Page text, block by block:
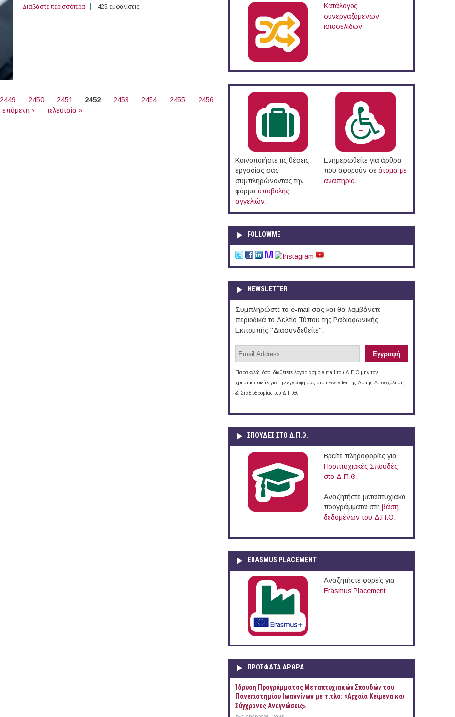
Διαβάστε περισσότερα για 2 Ναυαγοσώστες στη Δημοτική Κοινωφελή Επιχείρηση Δήμου Έδεσσας
425 εμφανίσεις
2449 2450 2451 2452 2453 2454 2455
2456
επόμενη › τελευταία »
Κατάλογος
συνεργαζόμενων
ιστοσελίδων
Κοινοποιήστε τις θέσεις
εργασίας σας
συμπληρώνοντας την
φόρμα υποβολής
αγγελιών.
Ενημερωθείτε για άρθρα
που αφορούν σε άτομα με
αναπηρία.
FOLLOWME
NEWSLETTER
Συμπληρώστε το e-mail σας και θα λαμβάνετε
περιοδικά το Δελτίο Τύπου της Ραδιοφωνικής
Εκπομπής "Διασυνδεθείτε".
Παρακαλώ, όσοι διαθέτετε λογαριασμό e-mail του Δ.Π.Θ μην τον
χρησιμοποιείτε για την εγγραφή σας στο newsletter της Δομής Απασχόλησης
& Σταδιοδρομίας του Δ.Π.Θ.
ΣΠΟΥΔΈΣ ΣΤΟ Δ.Π.Θ.
Βρείτε πληροφορίες για
Προπτυχιακές Σπουδές
στο Δ.Π.Θ.
Αναζητήστε μεταπτυχιακά
προγράμματα στη βάση
δεδομένων του Δ.Π.Θ.
ERASMUS PLACEMENT
Αναζητήστε φορείς για
Erasmus Placement
ΠΡOΣΦΑΤΑ AΡΘΡΑ
Ίδρυση Προγράμματος Μεταπτυχιακών Σπουδών του
Πανεπιστημίου Ιωαννίνων με τίτλο: «Αρχαία Κείμενα και
Σύγχρονες Αναγνώσεις»